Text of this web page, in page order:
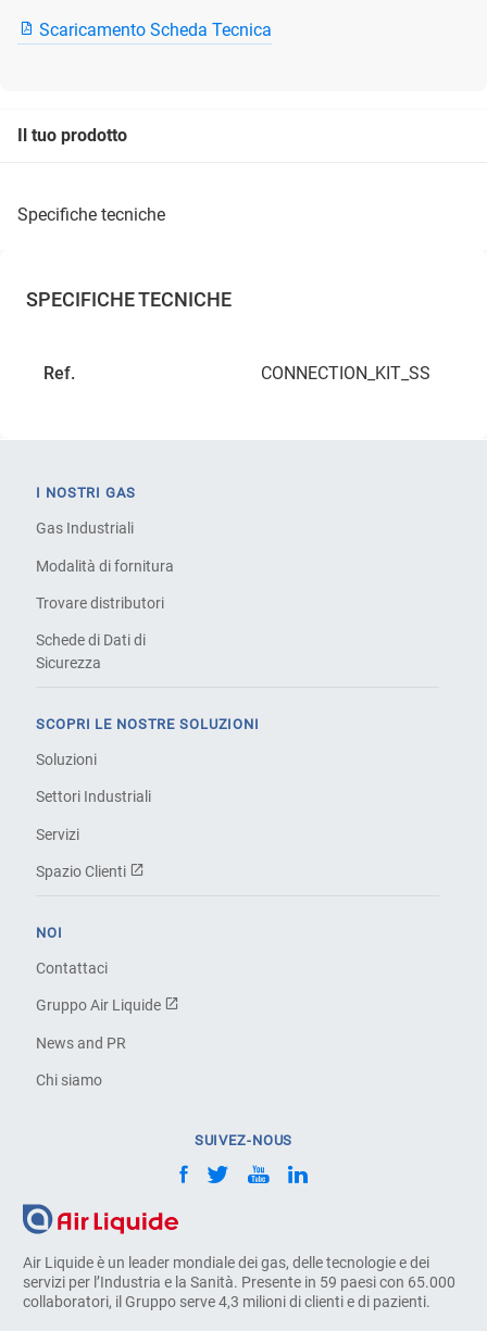
Scaricamento Scheda Tecnica
Il tuo prodotto
specifiche tecniche
SPECIFICHE TECNICHE
Ref. CONNECTION_KIT_SS
Air Liquide è un leader mondiale dei gas, delle tecnologie e dei
servizi per l’Industria e la Sanità. Presente in 59 paesi con 65.000
collaboratori, il Gruppo serve 4,3 milioni di clienti e di pazienti.
I NOSTRI GAS
Gas Industriali
Modalità di fornitura
Trovare distributori
Schede di Dati di
Sicurezza
SCOPRI LE NOSTRE SOLUZIONI
Soluzioni
Settori Industriali
Servizi
Spazio Clienti
NOI
Contattaci
Gruppo Air Liquide
News and PR
Chi siamo
SUIVEZ-NOUS